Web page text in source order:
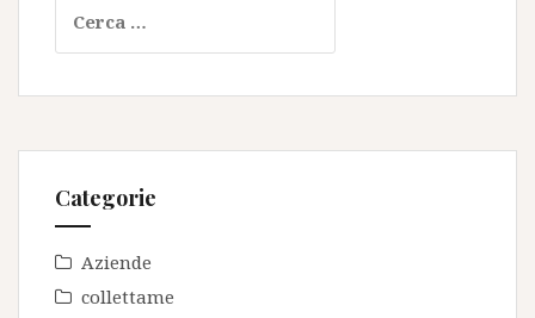
per:
Categorie
Aziende
collettame